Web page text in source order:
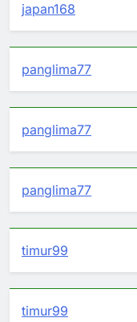
japan168
panglima77
panglima77
panglima77
timur99
timur99